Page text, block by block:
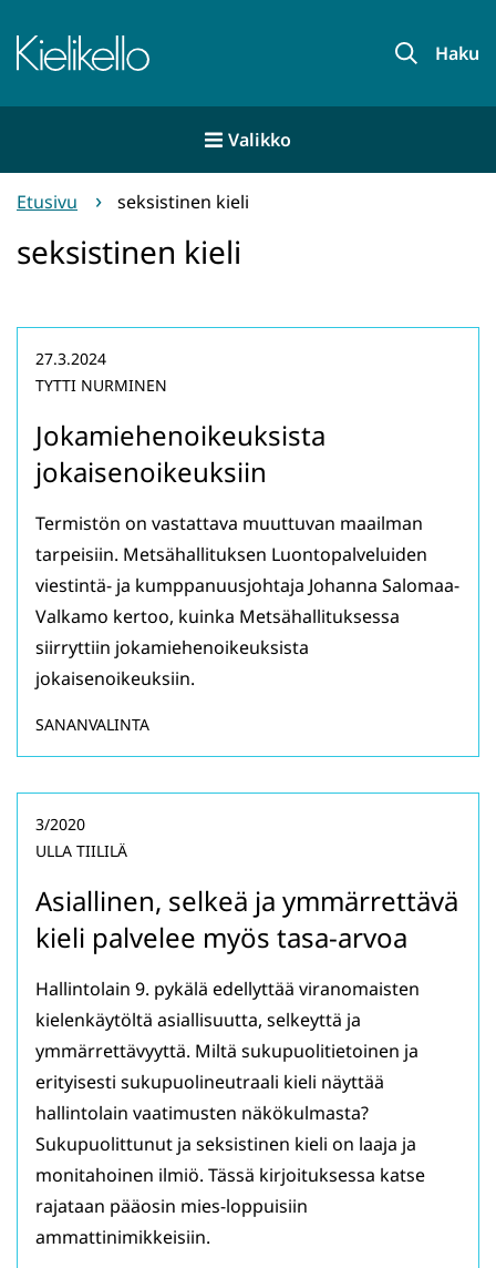
sisältöön
Etusivu Haku
Valikko
Etusivu seksistinen kieli
seksistinen kieli
Jokamiehenoikeuksista
jokaisenoikeuksiin
27.3.2024
TYTTI NURMINEN
Termistön on vastattava muuttuvan maailman
tarpeisiin. Metsähallituksen Luontopalveluiden
viestintä- ja kumppanuusjohtaja Johanna Salomaa-
Valkamo kertoo, kuinka Metsähallituksessa
siirryttiin jokamiehenoikeuksista
jokaisenoikeuksiin.
SANANVALINTA
Asiallinen, selkeä ja ymmärrettävä
kieli palvelee myös tasa-arvoa
3/2020
ULLA TIILILÄ
Hallintolain 9. pykälä edellyttää viranomaisten
kielenkäytöltä asiallisuutta, selkeyttä ja
ymmärrettävyyttä. Miltä sukupuolitietoinen ja
erityisesti sukupuolineutraali kieli näyttää
hallintolain vaatimusten näkökulmasta?
Sukupuolittunut ja seksistinen kieli on laaja ja
monitahoinen ilmiö. Tässä kirjoituksessa katse
rajataan pääosin mies-loppuisiin
ammattinimikkeisiin.